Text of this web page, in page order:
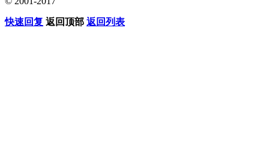
快速回复 返回顶部 返回列表